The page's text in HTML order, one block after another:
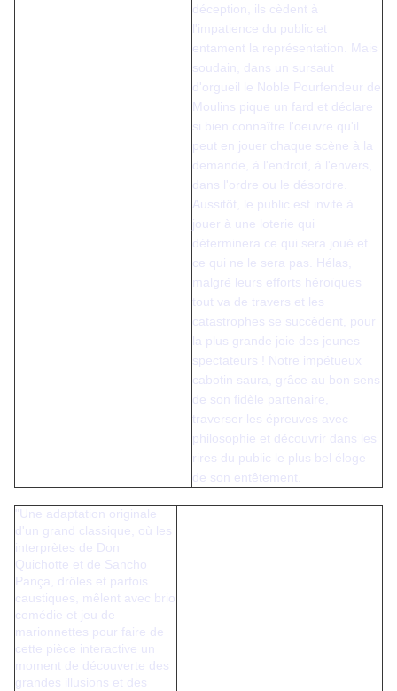
déception, ils cèdent à
l'impatience du public et
entament la représentation. Mais
soudain, dans un sursaut
d'orgueil le Noble Pourfendeur de
Moulins pique un fard et déclare
si bien connaître l'oeuvre qu'il
peut en jouer chaque scène à la
demande, à l'endroit, à l'envers,
dans l'ordre ou le désordre.
Aussitôt, le public est invité à
jouer à une loterie qui
déterminera ce qui sera joué et
ce qui ne le sera pas. Hélas,
malgré leurs efforts héroïques
tout va de travers et les
catastrophes se succèdent, pour
la plus grande joie des jeunes
spectateurs ! Notre impétueux
cabotin saura, grâce au bon sens
de son fidèle partenaire,
traverser les épreuves avec
philosophie et découvrir dans les
rires du public le plus bel éloge
de son entêtement.
"Une adaptation originale
d'un grand classique, où les
interprètes de Don
Quichotte et de Sancho
Pança, drôles et parfois
caustiques, mêlent avec brio
comédie et jeu de
marionnettes pour faire de
cette pièce interactive un
moment de découverte des
grandes illusions et des